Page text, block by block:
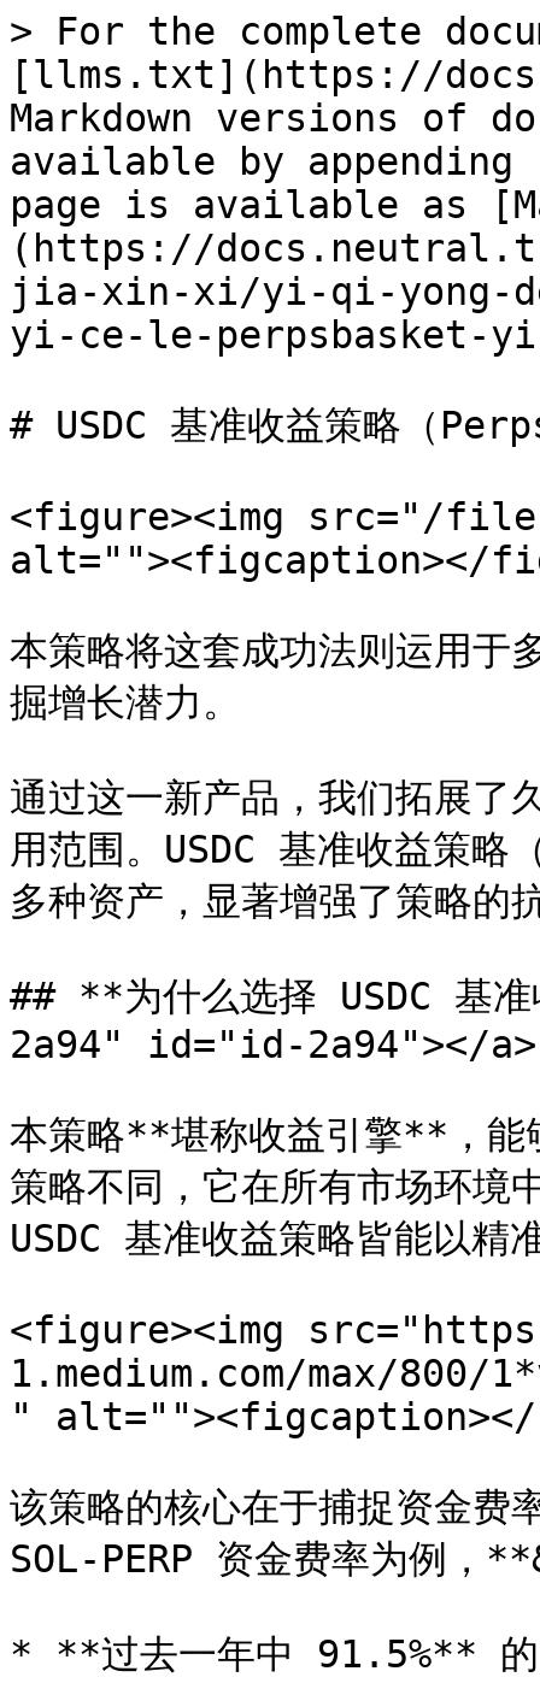
> For the complete
[llms.txt](https://
Markdown versions of
available by
page is available as
(https://
jia-xin-xi/yi-qi-yong-
yi-ce-le-perpsbasket-
# USDC 基准收益策略（
<figure><img src="/files/
alt=""><figcaption></
本策略将这套成功法则运用于
掘增长潜力。
通过这一新产品，我们拓展了
用范围。USDC 基准收益策
多种资产，显著增强了策略的
## **为什么选择 USDC
2a94" id="id-2a94"></a>
本策略**堪称收益引擎**，能
策略不同，它在所有市场环境
USDC 基准收益策略皆能以精
<figure><img
1.medium.com/max/800/
"
该策略的核心在于捕捉资金
SOL-PERP 资金费率为例，
* **过去一年中 91.5%** 的